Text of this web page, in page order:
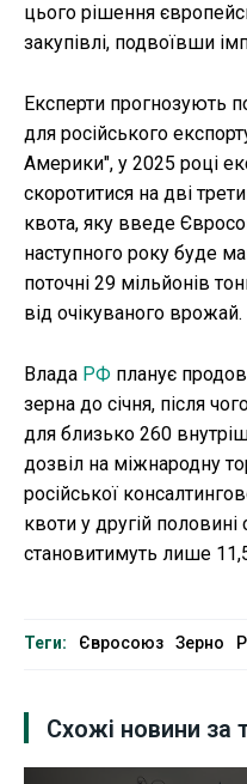
цього рішення
закупівлі, подвоївши
Експерти прогнозують
для російського
Америки", у 2025 році
скоротитися на дві
квота, яку введе
наступного року буде
поточні 29 мільйонів
від очікуваного врожай.
Влада РФ планує
зерна до січня, після
для близько 260
дозвіл на міжнародну
російської
квоти у другій
становитимуть лише
Теги: Євросоюз Зерно
Схожі новини за